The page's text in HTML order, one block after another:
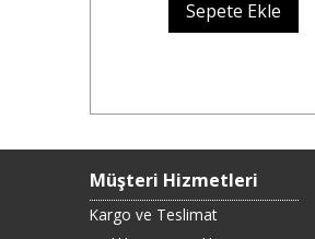
Sepete Ekle
Müşteri Hizmetleri
Kargo ve Teslimat